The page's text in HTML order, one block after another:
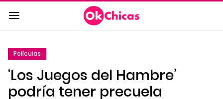
Saltar
al
contenido
la
navegación
Películas
‘Los Juegos del Hambre’
podría tener precuela